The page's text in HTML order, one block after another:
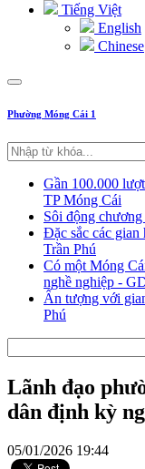
Tiếng Việt
English
Chinese
Phường Móng Cái 1
Gần 100.000
TP Móng Cái
Sôi động
Đặc sắc các gian
Trần Phú
Có một Móng
nghề nghiệp -
Ấn tượng với
Phú
Lãnh đạo
dân định kỳ
05/01/2026 19:44